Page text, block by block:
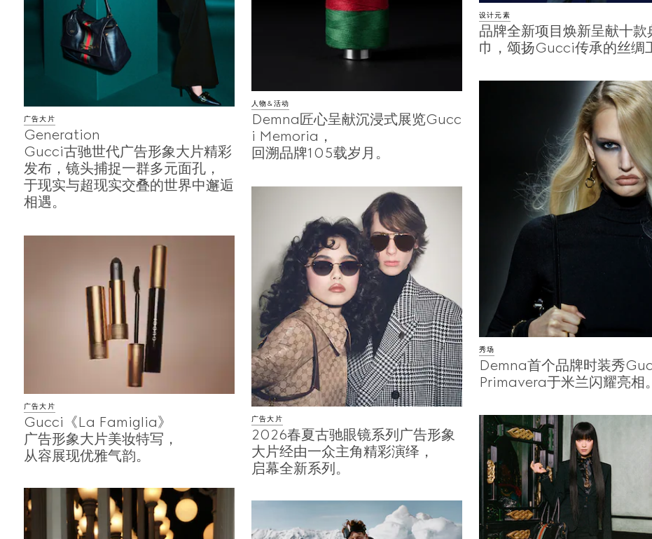
广告大片
Generation
Gucci古驰世代广告形象大片精彩
发布，镜头捕捉一群多元面孔，
于现实与超现实交叠的世界中邂逅
相遇。
人物&活动
Demna匠心呈献沉浸式展览Gucc
i Memoria，
回溯品牌105载岁月。
设计元素
品牌全新项目焕新呈献十款
巾，颂扬Gucci传承的丝绸
秀场
Demna首个品牌时装秀
Primavera于米兰闪耀亮相。
广告大片
2026春夏古驰眼镜系列广告形象
大片经由一众主角精彩演绎，
启幕全新系列。
广告大片
Gucci《La Famiglia》
广告形象大片美妆特写，
从容展现优雅气韵。